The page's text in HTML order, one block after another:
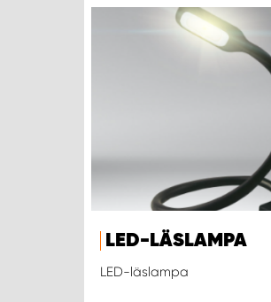
LED-LÄSLAMPA
LED-läslampa